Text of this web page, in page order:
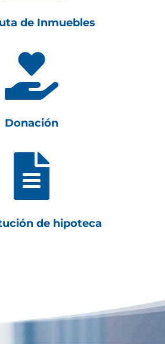
de Inmuebles

Donación

de hipoteca